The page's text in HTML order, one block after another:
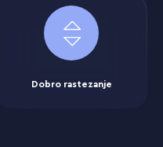
Dobro rastezanje